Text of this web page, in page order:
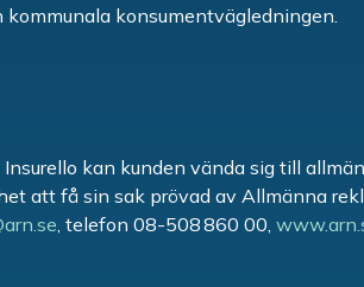
kommunala konsumentvägledningen.
kan kunden vända sig till
att få sin sak prövad av Allmänna
, telefon 08-508 860 00,